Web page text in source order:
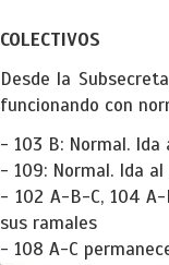
COLECTIVOS
Desde la
funcionando con
- 103 B: Normal. Ida
- 109: Normal. Ida
- 102 A-B-C, 104
sus ramales
- 108 A-C